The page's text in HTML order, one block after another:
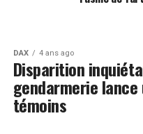
DAX 4 ans ago
Disparition
gendarmerie lance
témoins